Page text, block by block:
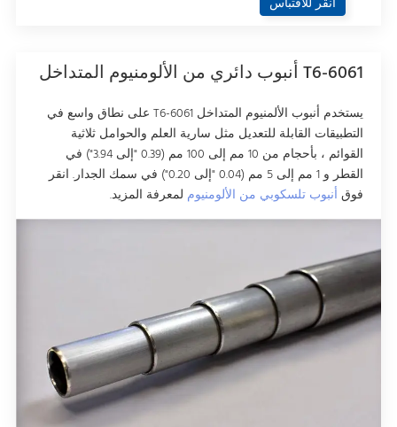
انقر للاقتباس
6061-T6 أنبوب دائري من الألومنيوم المتداخل
يستخدم أنبوب الألمنيوم المتداخل 6061-T6 على نطاق واسع في
التطبيقات القابلة للتعديل مثل سارية العلم والحوامل ثلاثية
القوائم ، بأحجام من 10 مم إلى 100 مم (0.39 "إلى 3.94") في
القطر و 1 مم إلى 5 مم (0.04 "إلى 0.20") في سمك الجدار. انقر
فوق أنبوب تلسكوبي من الألومنيوم لمعرفة المزيد.